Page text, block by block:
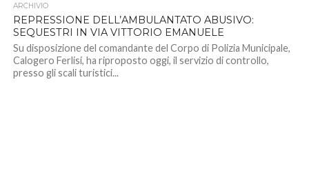
ARCHIVIO
REPRESSIONE DELL’AMBULANTATO ABUSIVO:
SEQUESTRI IN VIA VITTORIO EMANUELE
Su disposizione del comandante del Corpo di Polizia Municipale,
Calogero Ferlisi, ha riproposto oggi, il servizio di controllo,
presso gli scali turistici...